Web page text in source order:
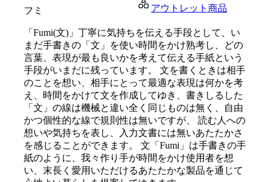
アウトレット商品
フミ
「Fumi(文)」丁寧に気持ちを伝える手段として、い
まだ手書きの「文」を使い時間をかけ熟考し、どの
言葉、表現が最も良いかを考えて伝える手紙という
手段がいまだに残っています。 文を書くときは相手
のことを想い、相手にとって最適な表現は何かを考
え、時間をかけて文を作成してゆき、書きしるした
「文」の線は機械と違い全く同じものは無く、自由
かつ個性的な線で規則性は無いですが、 読む人への
想いや気持ちを表し、入力文書には無いあたたかさ
を感じることができます。 文「Fumi」は手書きの手
紙のように、我々作り手が時間をかけ使用者を想
い、末長く愛用いただけるあたたかな製品を通じて